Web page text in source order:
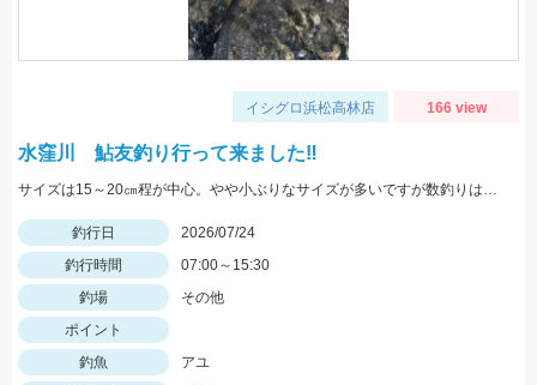
イシグロ浜松高林店 166 view
水窪川 鮎友釣り行って来ました‼
サイズは15～20㎝程が中心。やや小ぶりなサイズが多いですが数釣りは楽しめます！
釣行日
2026/07/24
釣行時間
07:00～15:30
釣場
その他
ポイント
釣魚
アユ